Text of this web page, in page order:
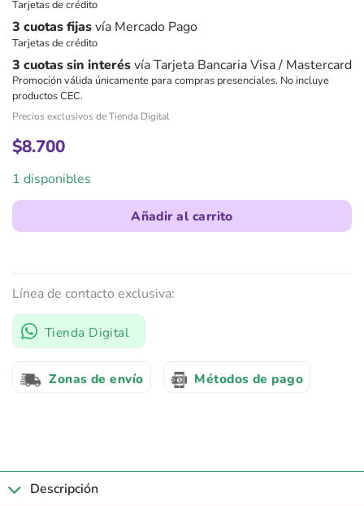
Tarjetas de crédito
3 cuotas fijasvía Mercado Pago
Tarjetas de crédito
3 cuotas sin interésvía Tarjeta Bancaria Visa / Mastercard
Promoción válida únicamente para compras presenciales. No incluye
productos CEC.
Precios exclusivos de Tienda Digital
$8.700
1 disponibles
Añadir al carrito
Línea de contacto exclusiva:
Tienda Digital
Zonas de envío Métodos de pago
Descripción